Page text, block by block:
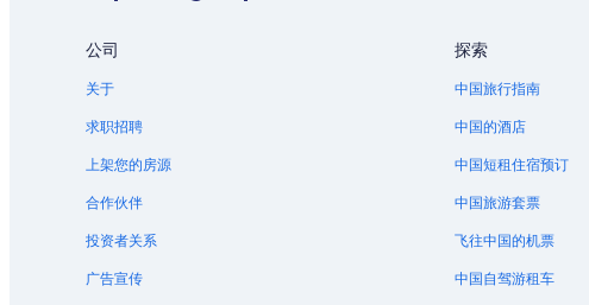
公司
关于
求职招聘
上架您的房源
合作伙伴
投资者关系
广告宣传
探索
中国旅行指南
中国的酒店
中国短租住宿预订
中国旅游套票
飞往中国的机票
中国自驾游租车